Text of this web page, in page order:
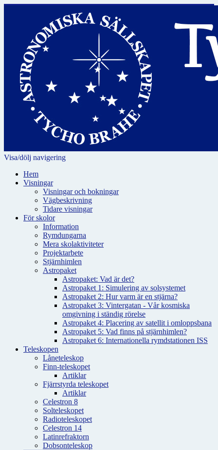
Visa/dölj navigering
Hem
Visningar
Visningar och bokningar
Vägbeskrivning
Tidare visningar
För skolor
Information
Rymdungarna
Mera skolaktiviteter
Projektarbete
Stjärnhimlen
Astropaket
Astropaket: Vad är det?
Astropaket 1: Simulering av solsystemet
Astropaket 2: Hur varm är en stjärna?
Astropaket 3: Vintergatan - Vår kosmiska
omgivning i ständig rörelse
Astropaket 4: Placering av satellit i omloppsbana
Astropaket 5: Vad finns på stjärnhimlen?
Astropaket 6: Internationella rymdstationen ISS
Teleskopen
Låneteleskop
Finn-teleskopet
Artiklar
Fjärrstyrda teleskopet
Artiklar
Celestron 8
Solteleskopet
Radioteleskopet
Celestron 14
Latinrefraktorn
Dobsonteleskop